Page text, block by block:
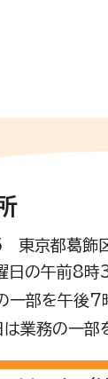
京都葛飾
日の午前8
一部を午後7
業務の一部